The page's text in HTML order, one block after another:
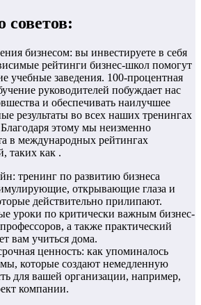
советов:
бизнесом: вы инвестируете в себя
рейтинги бизнес-школ помогут
учебные заведения. 100-процентная
руководителей побуждает нас
и обеспечивать наилучшее
результаты во всех наших тренингах
этому мы неизменно
в международных рейтингах
таких как .
тренинг по развитию бизнеса
открывающие глаза и
действительно прилипают.
уроки по критически важным бизнес-
а также практический
вам учиться дома.
ценность: как упоминалось
которые создают немедленную
для вашей организации, например,
компании.